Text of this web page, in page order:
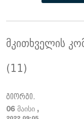
მკითხველის
(11)
გიორგი.
06 მაისი ,